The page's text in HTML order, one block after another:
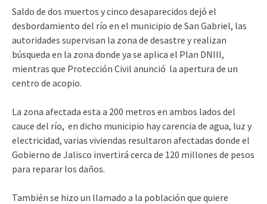
Saldo de dos muertos y cinco desaparecidos dejó el
desbordamiento del río en el municipio de San Gabriel, las
autoridades supervisan la zona de desastre y realizan
búsqueda en la zona donde ya se aplica el Plan DNIII,
mientras que Protección Civil anunció la apertura de un
centro de acopio.
La zona afectada esta a 200 metros en ambos lados del
cauce del río, en dicho municipio hay carencia de agua, luz y
electricidad, varias viviendas resultaron afectadas donde el
Gobierno de Jalisco invertirá cerca de 120 millones de pesos
para reparar los daños.
También se hizo un llamado a la población que quiere